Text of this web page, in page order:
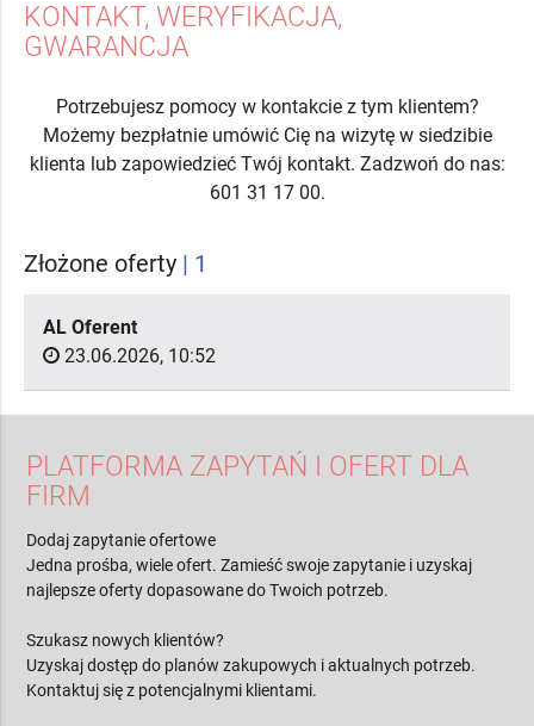
KONTAKT, WERYFIKACJA,
GWARANCJA
Potrzebujesz pomocy w kontakcie z tym klientem?
Możemy bezpłatnie umówić Cię na wizytę w siedzibie
klienta lub zapowiedzieć Twój kontakt. Zadzwoń do nas:
601 31 17 00.
Złożone oferty | 1
AL Oferent
23.06.2026, 10:52
PLATFORMA ZAPYTAŃ I OFERT DLA
FIRM
Dodaj zapytanie ofertowe
Jedna prośba, wiele ofert. Zamieść swoje zapytanie i uzyskaj
najlepsze oferty dopasowane do Twoich potrzeb.
Szukasz nowych klientów?
Uzyskaj dostęp do planów zakupowych i aktualnych potrzeb.
Kontaktuj się z potencjalnymi klientami.